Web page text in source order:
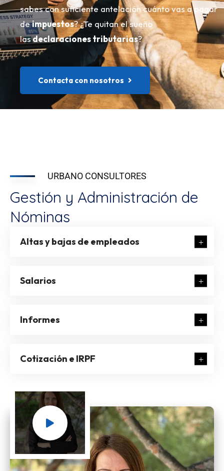
sabes con suficiente antelación cuánto vas a pagar
deimpuestos? ¿Te quitan el sueño
lasdeclaraciones tributarias?
Contacta con nosotros
URBANO CONSULTORES
Gestión y Administración de
Nóminas
Altas y bajas de empleados
Salarios
Informes
Cotización e IRPF